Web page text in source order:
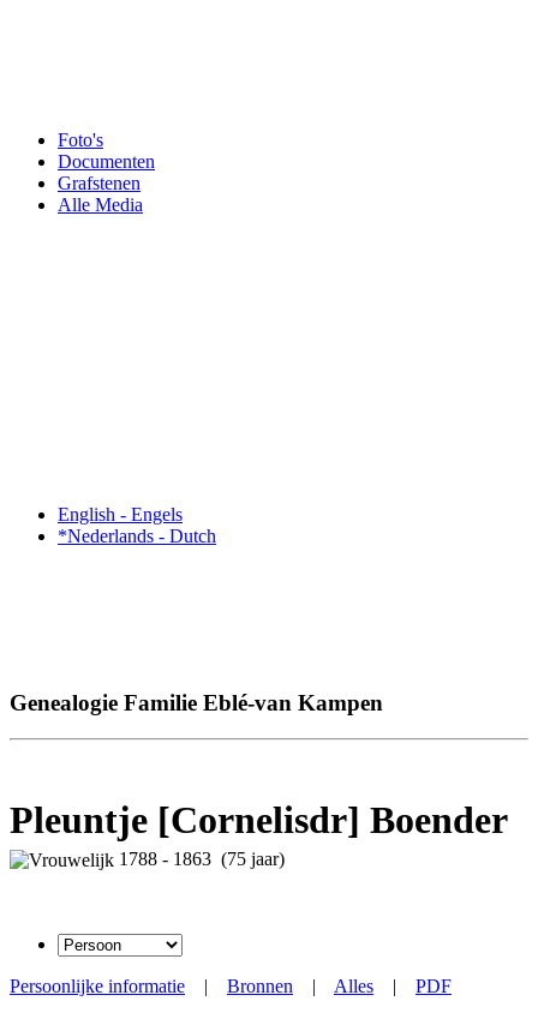
Foto's
Documenten
Grafstenen
Alle Media
English - Engels
*Nederlands - Dutch
Genealogie Familie Eblé-van Kampen
Pleuntje [Cornelisdr] Boender
1788 - 1863 (75 jaar)
Persoonlijke informatie | Bronnen | Alles | PDF